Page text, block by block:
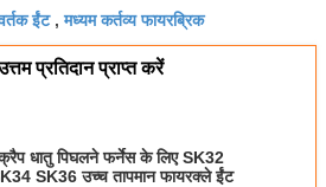
ईंट,मध्यम कर्तव्य फायरब्रिक
प्रतिदान प्राप्त करें
धातु पिघलने फर्नेस के लिए SK32
SK36 उच्च तापमान फायरक्ले ईंट